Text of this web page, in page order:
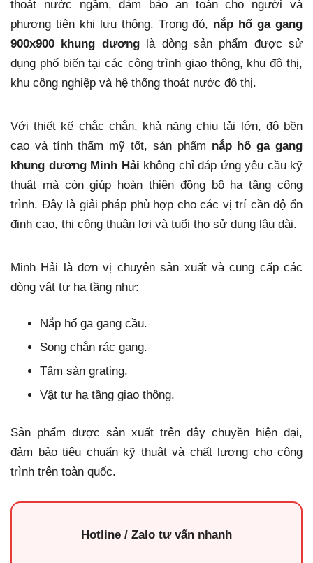
thoát nước ngầm, đảm bảo an toàn cho người và
phương tiện khi lưu thông. Trong đó, nắp hố ga gang
900x900 khung dươnglà dòng sản phẩm được sử
dụng phổ biến tại các công trình giao thông, khu đô thị,
khu công nghiệp và hệ thống thoát nước đô thị.
Với thiết kế chắc chắn, khả năng chịu tải lớn, độ bền
cao và tính thẩm mỹ tốt, sản phẩm nắp hố ga gang
khung dương Minh Hải không chỉ đáp ứng yêu cầu kỹ
thuật mà còn giúp hoàn thiện đồng bộ hạ tầng công
trình. Đây là giải pháp phù hợp cho các vị trí cần độ ổn
định cao, thi công thuận lợi và tuổi thọ sử dụng lâu dài.
Minh Hải là đơn vị chuyên sản xuất và cung cấp các
dòng vật tư hạ tầng như:
Nắp hố ga gang cầu.
Song chắn rác gang.
Tấm sàn grating.
Vật tư hạ tầng giao thông.
Sản phẩm được sản xuất trên dây chuyền hiện đại,
đảm bảo tiêu chuẩn kỹ thuật và chất lượng cho công
trình trên toàn quốc.
Hotline / Zalo tư vấn nhanh